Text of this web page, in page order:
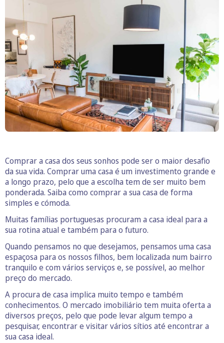
Comprar a casa dos seus sonhos pode ser o maior desafio
da sua vida. Comprar uma casa é um investimento grande e
a longo prazo, pelo que a escolha tem de ser muito bem
ponderada. Saiba como comprar a sua casa de forma
simples e cómoda.
Muitas famílias portuguesas procuram a casa ideal para a
sua rotina atual e também para o futuro.
Quando pensamos no que desejamos, pensamos uma casa
espaçosa para os nossos filhos, bem localizada num bairro
tranquilo e com vários serviços e, se possível, ao melhor
preço do mercado.
A procura de casa implica muito tempo e também
conhecimentos. O mercado imobiliário tem muita oferta a
diversos preços, pelo que pode levar algum tempo a
pesquisar, encontrar e visitar vários sítios até encontrar a
sua casa ideal.